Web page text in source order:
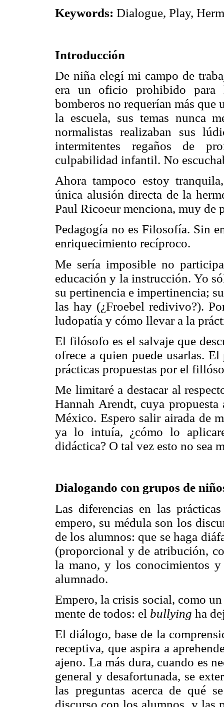
Keywords: Dialogue, Play,
Introducción
De niña elegí mi campo de
era un oficio prohibido para
bomberos no requerían más que
la escuela, sus temas nunca
normalistas realizaban sus
intermitentes regaños de
culpabilidad infantil. No
Ahora tampoco estoy
única alusión directa de la
Paul Ricoeur menciona, muy de
Pedagogía no es Filosofía. Sin
enriquecimiento recíproco.
Me sería imposible no
educación y la instrucción. Yo
su pertinencia e impertinencia;
las hay (¿Froebel redivivo?).
ludopatía y cómo llevar a la
El filósofo es el salvaje que
ofrece a quien puede usarlas.
prácticas propuestas por el
Me limitaré a destacar al
Hannah Arendt, cuya
México. Espero salir airada de
ya lo intuía, ¿cómo lo
didáctica? O tal vez esto no sea
Dialogando con grupos de
Las diferencias en las
empero, su médula son los
de los alumnos: que se haga
(proporcional y de atribución,
la mano, y los conocimientos y
alumnado.
Empero, la crisis social, como
mente de todos: el bullying ha
El diálogo, base de la
receptiva, que aspira a
ajeno. La más dura, cuando es
general y desafortunada, se
las preguntas acerca de qué
discurso con los alumnos, y las